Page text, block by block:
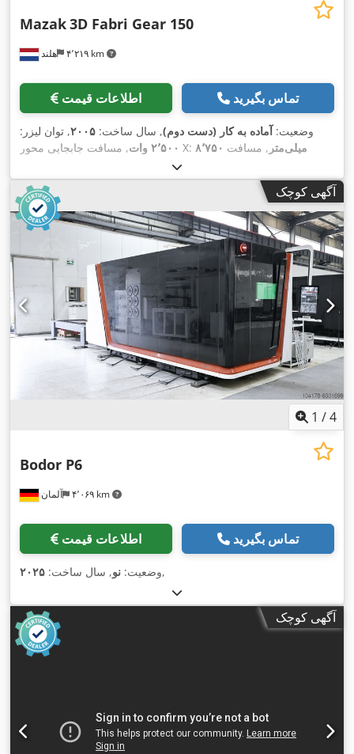
هلند ۴٬۲۱۹ km
Mazak3D Fabri Gear 150
اطلاعات قیمت تماس بگیرید
وضعیت:آماده به کار (دست دوم), سال ساخت: ۲۰۰۵, توان لیزر:
۲٬۵۰۰ وات , مسافت جابجایی محور X: ۸٬۷۵۰ میلی‌متر , مسافت
میلی‌متر, تعداد محور:۷ ,
آگهی کوچک
1 /4
آلمان ۴٬۰۶۹ km
Bodor P6
اطلاعات قیمت تماس بگیرید
وضعیت: نو, سال ساخت: ۲۰۲۵ ,
آگهی کوچک